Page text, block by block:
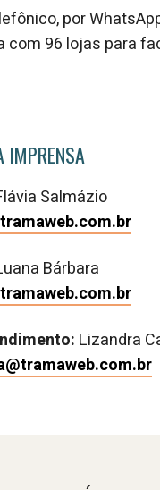
por
com 96 lojas para
IMPRENSA
Salmázio
Bárbara
Lizandra